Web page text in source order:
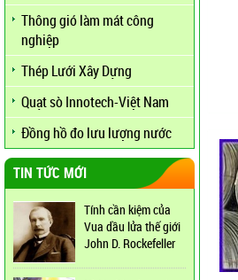
Thông gió làm mát công
nghiệp
Thép Lưới Xây Dựng
Quạt sò Innotech-Việt Nam
Đồng hồ đo lưu lượng nước
TIN TỨC MỚI
Tính cần kiệm của
Vua dầu lửa thế giới
John D. Rockefeller